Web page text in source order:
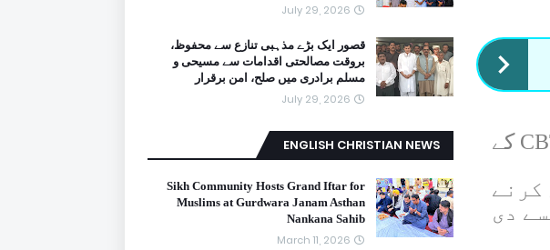
ایک بار جب آپ کے پاس سرٹیفکیٹ ہو جائے تو میں آپ کو CBT کے
کرنے
دی
July 29, 2026
قصور ایک بڑے مذہبی تنازع سے محفوظ،
بروقت مصالحتی اقدامات سے مسیحی و
مسلم برادری میں صلح، امن برقرار
July 29, 2026
ENGLISH CHRISTIAN NEWS
Sikh Community Hosts Grand Iftar for
Muslims at Gurdwara Janam Asthan
Nankana Sahib
March 11, 2026